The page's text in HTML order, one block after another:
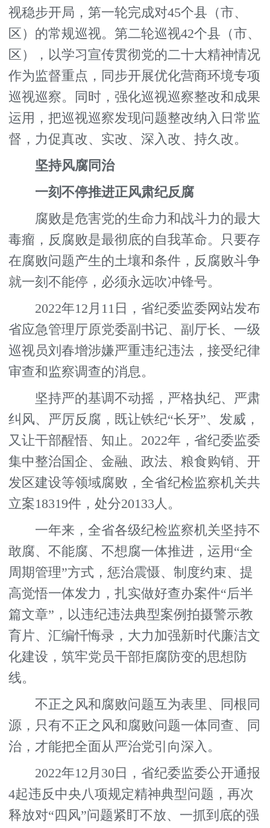
视稳步开局，第一轮完成对45个县（市、
区）的常规巡视。第二轮巡视42个县（市、
区），以学习宣传贯彻党的二十大精神情况
作为监督重点，同步开展优化营商环境专项
巡视巡察。同时，强化巡视巡察整改和成果
运用，把巡视巡察发现问题整改纳入日常监
督，力促真改、实改、深入改、持久改。
坚持风腐同治
一刻不停推进正风肃纪反腐
腐败是危害党的生命力和战斗力的最大
毒瘤，反腐败是最彻底的自我革命。只要存
在腐败问题产生的土壤和条件，反腐败斗争
就一刻不能停，必须永远吹冲锋号。
2022年12月11日，省纪委监委网站发布
省应急管理厅原党委副书记、副厅长、一级
巡视员刘春增涉嫌严重违纪违法，接受纪律
审查和监察调查的消息。
坚持严的基调不动摇，严格执纪、严肃
纠风、严厉反腐，既让铁纪“长牙”、发威，
又让干部醒悟、知止。2022年，省纪委监委
集中整治国企、金融、政法、粮食购销、开
发区建设等领域腐败，全省纪检监察机关共
立案18319件，处分20133人。
一年来，全省各级纪检监察机关坚持不
敢腐、不能腐、不想腐一体推进，运用“全
周期管理”方式，惩治震慑、制度约束、提
高觉悟一体发力，扎实做好查办案件“后半
篇文章”，以违纪违法典型案例拍摄警示教
育片、汇编忏悔录，大力加强新时代廉洁文
化建设，筑牢党员干部拒腐防变的思想防
线。
不正之风和腐败问题互为表里、同根同
源，只有不正之风和腐败问题一体同查、同
治，才能把全面从严治党引向深入。
2022年12月30日，省纪委监委公开通报
4起违反中央八项规定精神典型问题，再次
释放对“四风”问题紧盯不放、一抓到底的强